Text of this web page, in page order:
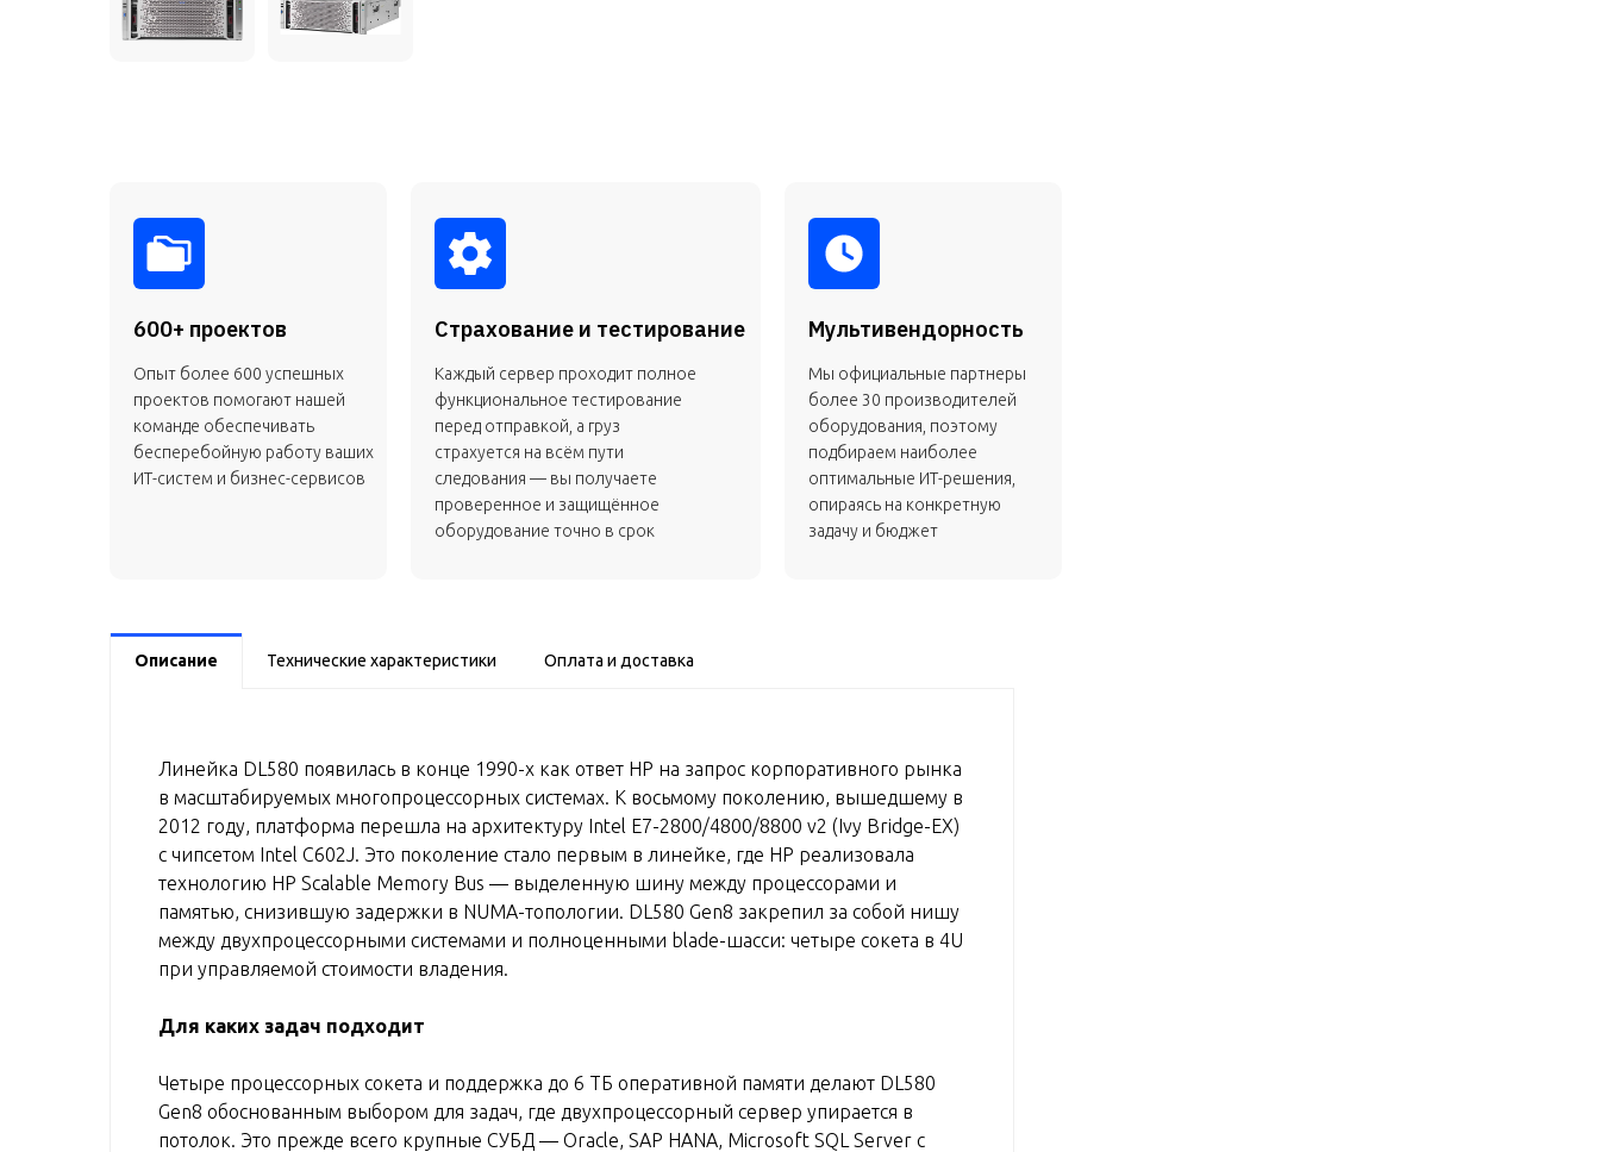
600+ проектов
Опыт более 600 успешных
проектов помогают нашей
команде обеспечивать
бесперебойную работу ваших
ИТ-систем и бизнес-сервисов
Страхование и тестирование
Каждый сервер проходит полное
функциональное тестирование
перед отправкой, а груз
страхуется на всём пути
следования — вы получаете
проверенное и защищённое
оборудование точно в срок
Мультивендорность
Мы официальные партнеры
более 30 производителей
оборудования, поэтому
подбираем наиболее
оптимальные ИТ-решения,
опираясь на конкретную
задачу и бюджет
Описание Технические характеристики Оплата и доставка
Линейка DL580 появилась в конце 1990-х как ответ HP на запрос корпоративного рынка
в масштабируемых многопроцессорных системах. К восьмому поколению, вышедшему в
2012 году, платформа перешла на архитектуру Intel E7-2800/4800/8800 v2 (Ivy Bridge-EX)
с чипсетом Intel C602J. Это поколение стало первым в линейке, где HP реализовала
технологию HP Scalable Memory Bus — выделенную шину между процессорами и
памятью, снизившую задержки в NUMA-топологии. DL580 Gen8 закрепил за собой нишу
между двухпроцессорными системами и полноценными blade-шасси: четыре сокета в 4U
при управляемой стоимости владения.
Для каких задач подходит
Четыре процессорных сокета и поддержка до 6 ТБ оперативной памяти делают DL580
Gen8 обоснованным выбором для задач, где двухпроцессорный сервер упирается в
потолок. Это прежде всего крупные СУБД — Oracle, SAP HANA, Microsoft SQL Server с